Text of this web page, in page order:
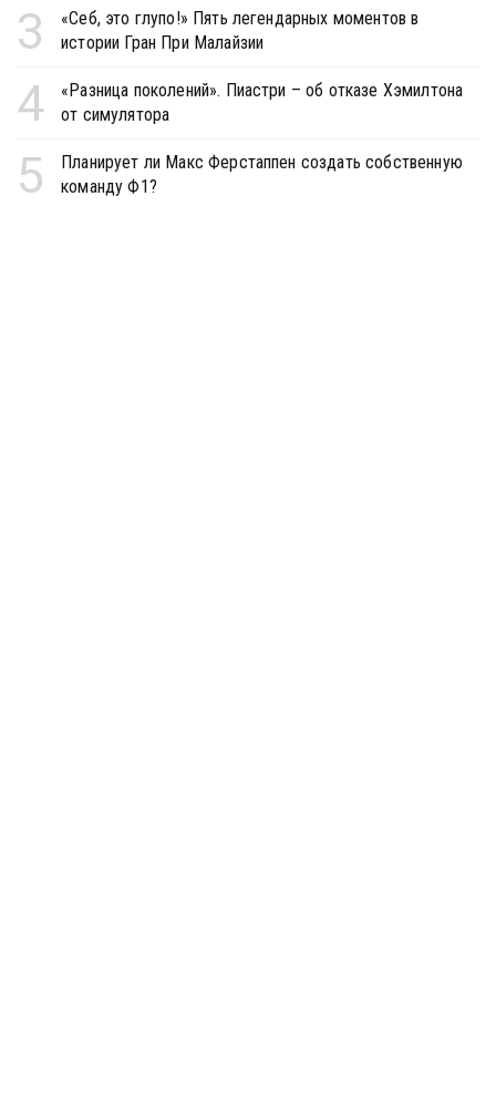
3
«Себ, это глупо!» Пять легендарных моментов в
истории Гран При Малайзии
4
«Разница поколений». Пиастри – об отказе Хэмилтона
от симулятора
5
Планирует ли Макс Ферстаппен создать собственную
команду Ф1?